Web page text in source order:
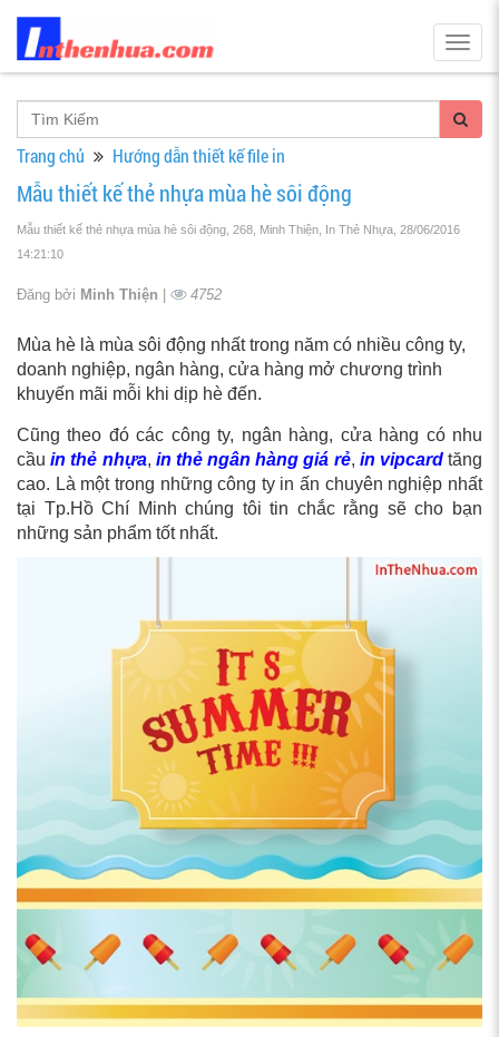
Trang chủ Hướng dẫn thiết kế file in
Mẫu thiết kế thẻ nhựa mùa hè sôi động
Mẫu thiết kế thẻ nhựa mùa hè sôi động, 268, Minh Thiện, In Thẻ Nhựa , 28/06/2016
14:21:10
Đăng bởi Minh Thiện | 4752
Mùa hè là mùa sôi động nhất trong năm có nhiều công ty,
doanh nghiệp, ngân hàng, cửa hàng mở chương trình
khuyến mãi mỗi khi dịp hè đến.
Cũng theo đó các công ty, ngân hàng, cửa hàng có nhu
cầuin thẻ nhựa, in thẻ ngân hàng giá rẻ, in vipcardtăng
cao. Là một trong những công ty in ấn chuyên nghiệp nhất
tại Tp.Hồ Chí Minh chúng tôi tin chắc rằng sẽ cho bạn
những sản phẩm tốt nhất.